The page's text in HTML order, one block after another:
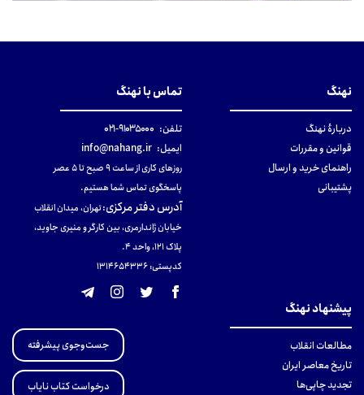
نهنگ
دربارهٔ نهنگ
قوانین و مقررات
راهنمای خرید و ارسال
پشتیبانی
تماس با نهنگ
تلفن: ۹۱۰۳۵۰۰۰-۰۲۱
ایمیل: info@nahang.ir
روزهای کاری از ساعت ۹ صبح تا ۵ عصر
پاسخگوی تماس شما هستیم.
آدرس دفتر مرکزی:تهران، میدان انقلاب
خیابان ژاندارمری، بین کارگر و منیری جاوید،
پلاک 121، واحد ۴.
کدپستی: 131465433۶
پیشنهاد نهنگ
مطالعات انقلاب
تاریخ معاصر ایران
تجدید چاپی‌ها
جست‌وجوی پیشرفته
درخواست کتاب نایاب